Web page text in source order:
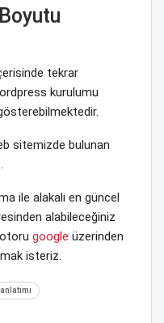
tekrar
kurulumu
sitemizde bulunan
ile alakalı en güncel
alabileceğiniz
google üzerinden
isteriz.